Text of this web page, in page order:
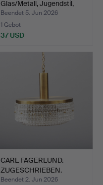
Glas/Metall, Jugendstil,
20…
Beendet 5. Jun 2026
1 Gebot
37 USD
CARL FAGERLUND.
ZUGESCHRIEBEN.
DECKENLEUCH…
Beendet 2. Jun 2026